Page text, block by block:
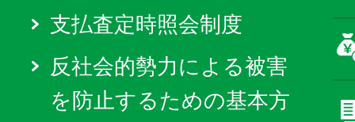
支払査定時照会制度
反社会的勢力による被害
を防止するための基本方